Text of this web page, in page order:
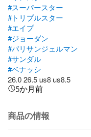
#スーパースター
#トリプルスター
#エイプ
#ジョーダン
#パリサンジェルマン
#サンダル
#ベナッシ
26.0 26.5 us8 us8.5
5か月前
商品の情報